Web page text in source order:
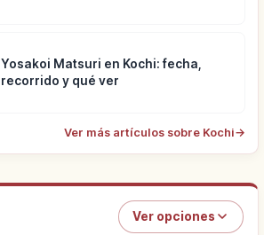
Yosakoi Matsuri en Kochi: fecha,
recorrido y qué ver
Ver más artículos sobre Kochi→
Ver opciones